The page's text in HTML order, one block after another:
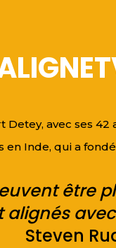
avec ses 42
en Inde, qui a
être
alignés
Steven